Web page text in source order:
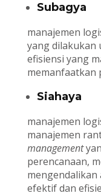
Subagya
manajemen
yang dilakukan
efisiensi yang
memanfaatkan
Siahaya
manajemen
manajemen
management
perencanaan,
mengendalikan
efektif dan